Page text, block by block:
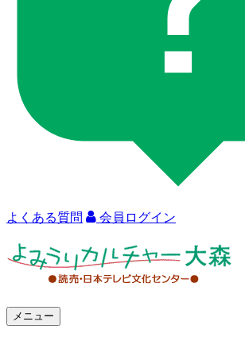
よくある質問 会員ログイン
メニュー